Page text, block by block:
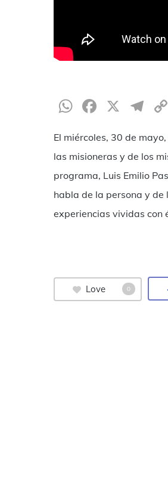
WhatsApp
X
El miércoles, 30 de
las misioneras y de los
programa, Luis Emilio
habla de la persona y de
experiencias vividas con
Love 0